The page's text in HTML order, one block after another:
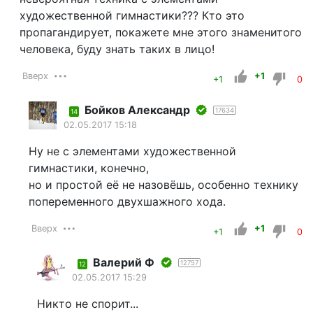
художественной гимнастики??? Кто это
пропагандирует, покажете мне этого знаменитого
человека, буду знать таких в лицо!
Вверх +1 +1 0
14 Бойков Александр 17634
02.05.2017 15:18
Ну не с элементами художественной
гимнастики, конечно,
но и простой её не назовёшь, особенно технику
попеременного двухшажного хода.
Вверх +1 +1 0
12 Валерий Ф 12757
02.05.2017 15:29
Никто не спорит...